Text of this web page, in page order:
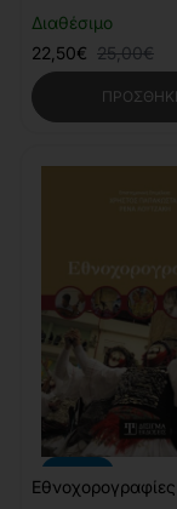
Διαθέσιμο
22,50€ 25,00€
Εθνοχορογραφίες